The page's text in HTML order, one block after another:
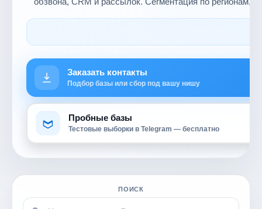
Заказать контакты
Подбор базы или сбор под вашу нишу
Пробные базы
Тестовые выборки в Telegram — бесплатно
ПОИСК